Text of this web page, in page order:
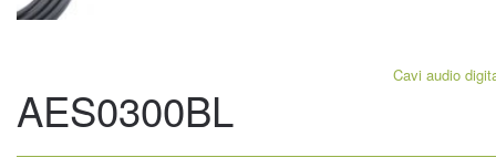
Cavi audio
AES0300BL